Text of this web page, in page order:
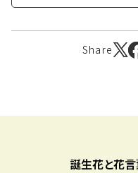
Share
誕生花と花